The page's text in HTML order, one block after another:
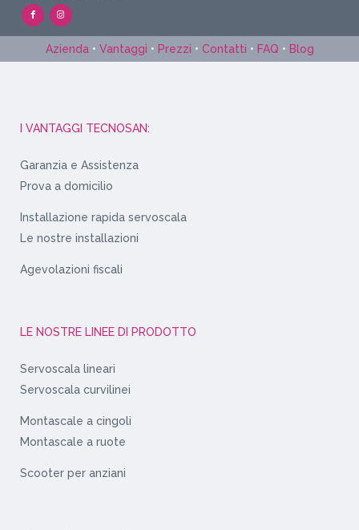
Azienda• Vantaggi • Prezzi • Contatti • FAQ • Blog
I VANTAGGI TECNOSAN:
Garanzia e Assistenza
Prova a domicilio
Installazione rapida servoscala
Le nostre installazioni
Agevolazioni fiscali
LE NOSTRE LINEE DI PRODOTTO
Servoscala lineari
Servoscala curvilinei
Montascale a cingoli
Montascale a ruote
Scooter per anziani